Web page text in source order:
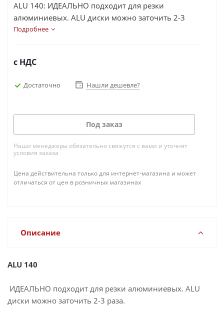
ALU 140: ИДЕАЛЬНО подходит для резки
алюминиевых. ALU диски можно заточить 2-3
раза.
Подробнее
с НДС
Достаточно Нашли дешевле?
Под заказ
Наши менеджеры обязательно свяжутся с вами и уточнят
условия заказа
Цена действительна только для интернет-магазина и может
отличаться от цен в розничных магазинах
Описание
ALU 140
ИДЕАЛЬНО подходит для резки алюминиевых. ALU
диски можно заточить 2-3 раза.